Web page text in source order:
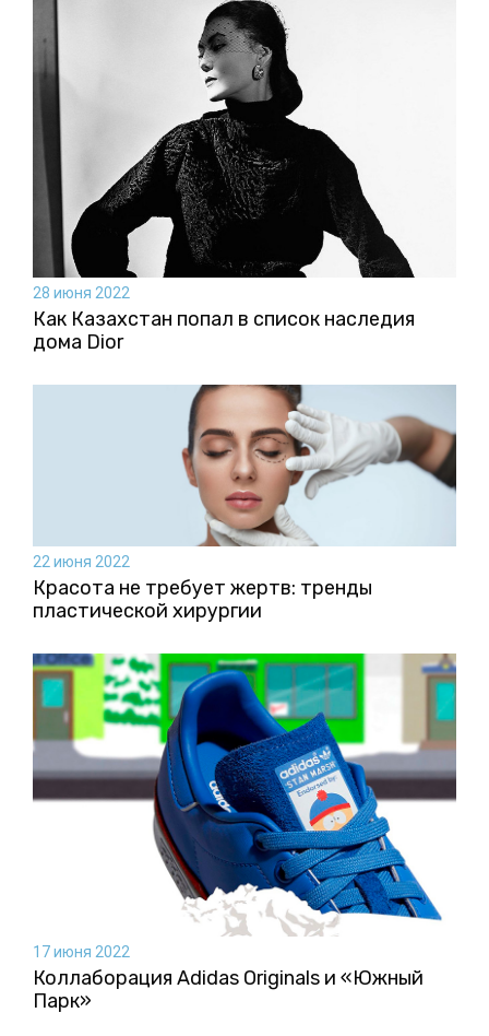
28 июня 2022
Как Казахстан попал в список наследия
дома Dior
22 июня 2022
Красота не требует жертв: тренды
пластической хирургии
17 июня 2022
Коллаборация Аdidas Originals и «Южный
Парк»